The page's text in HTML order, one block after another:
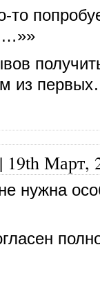
из
19th Март,
нужна